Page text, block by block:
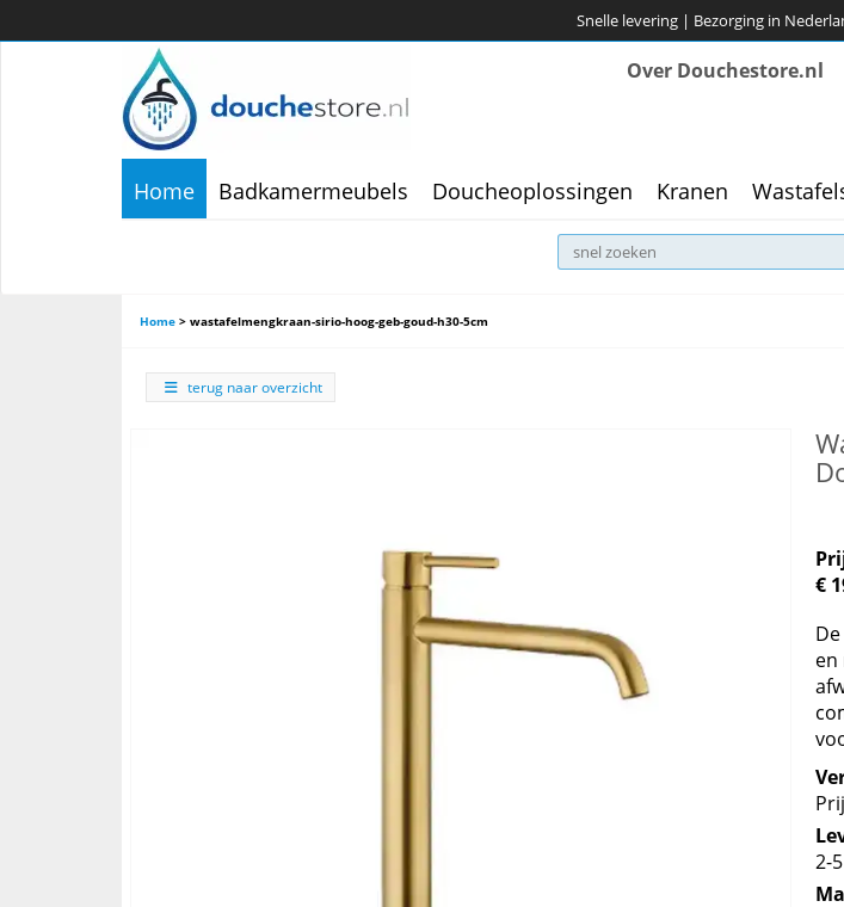
Snelle levering | Bezorging in
Over Douchestore.nl
Home Badkamermeubels Doucheoplossingen Kranen
Home > wastafelmengkraan-sirio-hoog-geb-goud-h30-5cm
terug naar overzicht
€
en
2-